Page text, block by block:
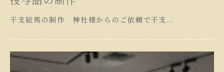
干支絵馬の制作 神社様からのご依頼で干支...